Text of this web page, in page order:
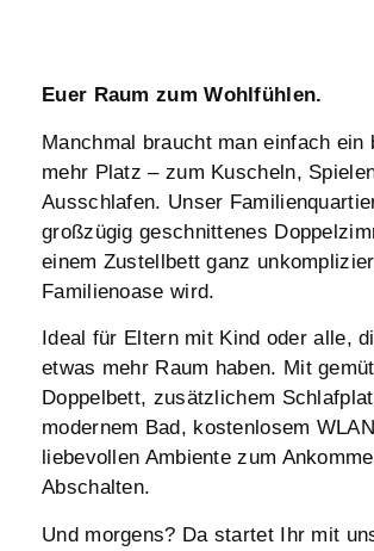
Euer Raum zum Wohlfühlen.
Manchmal braucht man einfach ein
mehr Platz – zum Kuscheln,
Ausschlafen. Unser
großzügig geschnittenes
einem Zustellbett ganz
Familienoase wird.
Ideal für Eltern mit Kind oder alle,
etwas mehr Raum haben. Mit
Doppelbett, zusätzlichem
modernem Bad, kostenlosem
liebevollen Ambiente zum
Abschalten.
Und morgens? Da startet Ihr mit